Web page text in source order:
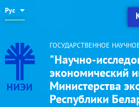
Рус
ГОСУДАРСТВЕННОЕ
"Научно-
экономический
Министерства
Республики